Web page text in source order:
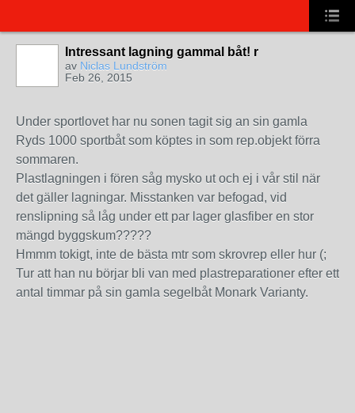
Intressant lagning gammal båt! r
av Niclas Lundström
Feb 26, 2015
Under sportlovet har nu sonen tagit sig an sin gamla
Ryds 1000 sportbåt som köptes in som rep.objekt förra
sommaren.
Plastlagningen i fören såg mysko ut och ej i vår stil när
det gäller lagningar. Misstanken var befogad, vid
renslipning så låg under ett par lager glasfiber en stor
mängd byggskum?????
Hmmm tokigt, inte de bästa mtr som skrovrep eller hur (;
Tur att han nu börjar bli van med plastreparationer efter ett
antal timmar på sin gamla segelbåt Monark Varianty.